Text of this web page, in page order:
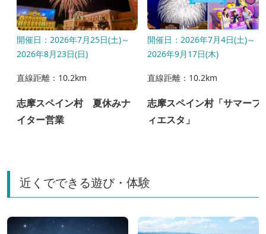
開催日：2026年7月25日(土)～
2026年8月23日(日)
直線距離：10.2km
志摩スペイン村 夏休みナ
イター営業
開催日：2026年7月4日(土)～
2026年9月17日(木)
直線距離：10.2km
志摩スペイン村「サマーフ
ィエスタ」
近くでできる遊び・体験